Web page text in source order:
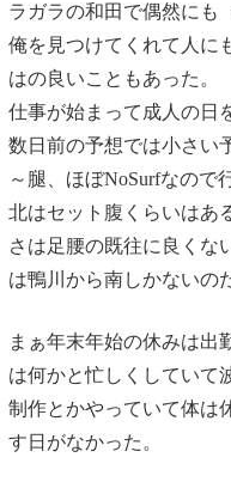
ラガラの和田で偶然にも
俺を見つけてくれて人に
はの良いこともあった。
仕事が始まって成人の日
数日前の予想では小さい
～腿、ほぼNoSurfなので
北はセット腹くらいはあ
さは足腰の既往に良くな
は鴨川から南しかないの
まぁ年末年始の休みは出
は何かと忙しくしていて
制作とかやっていて体は
す日がなかった。